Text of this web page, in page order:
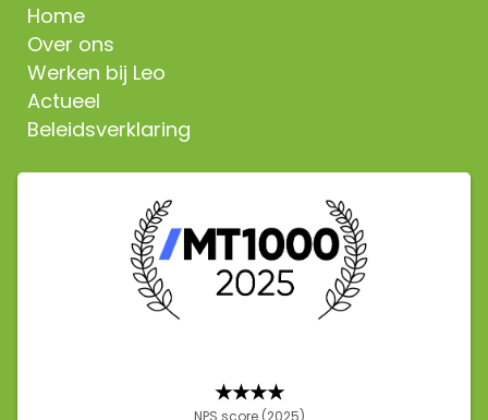
Home
Over ons
Werken bij Leo
Actueel
Beleidsverklaring
★★★★